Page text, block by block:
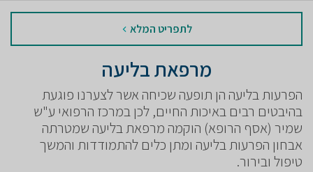
לתפריט המלא
מרפאת בליעה
הפרעות בליעה הן תופעה שכיחה אשר לצערנו פוגעת
בהיבטים רבים באיכות החיים, לכן במרכז הרפואי ע"ש
שמיר (אסף הרופא) הוקמה מרפאת בליעה שמטרתה
אבחון הפרעות בליעה ומתן כלים להתמודדות והמשך
טיפול ובירור.